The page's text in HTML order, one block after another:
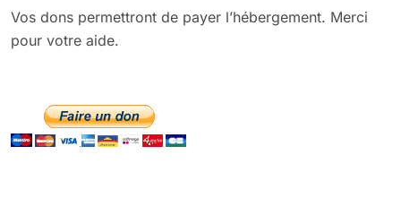
Vos dons permettront de payer l’hébergement. Merci
pour votre aide.